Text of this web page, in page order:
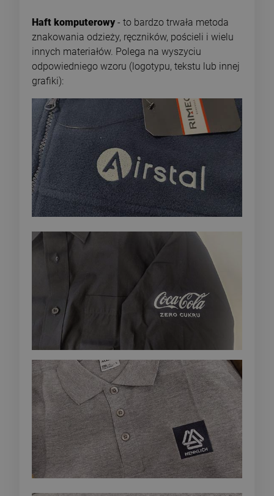
Haft komputerowy - to bardzo trwała metoda
znakowania odzieży, ręczników, pościeli i wielu
innych materiałów. Polega na wyszyciu
odpowiedniego wzoru (logotypu, tekstu lub innej
grafiki):